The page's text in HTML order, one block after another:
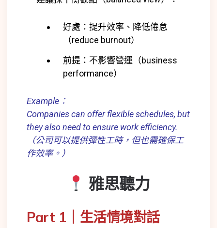
好處：提升效率、降低倦怠
（reduce burnout）
前提：不影響營運（business
performance）
Example：
Companies can offer flexible schedules, but
they also need to ensure work efficiency.
（公司可以提供彈性工時，但也需確保工
作效率。）
雅思聽力
Part 1｜生活情境對話